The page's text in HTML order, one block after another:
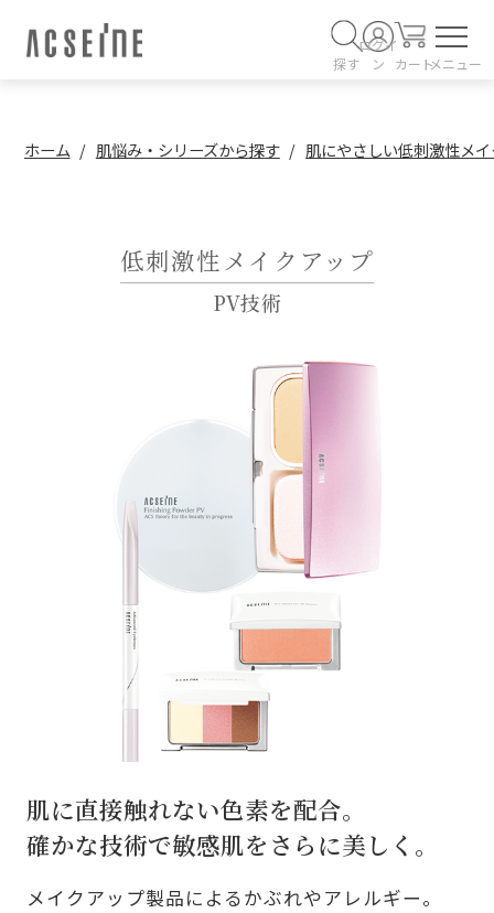
探す
ログイ
ン
カートメニュー
ホーム 肌悩み・シリーズから探す 肌にやさしい低刺激性メ
低刺激性メイクアップ
PV技術
肌に直接触れない色素を配合。
確かな技術で敏感肌をさらに美しく。
メイクアップ製品によるかぶれやアレルギー。